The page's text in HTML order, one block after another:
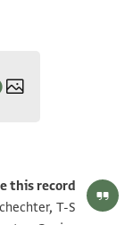
digital edition.
1v
this record:
T-S